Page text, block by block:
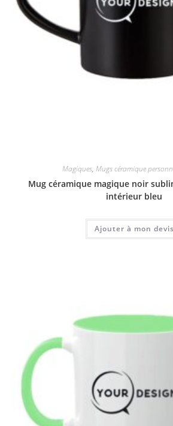
Magiques, Mugs céramique
Mug céramique magique noir
intérieur bleu
Ajouter à mon devis